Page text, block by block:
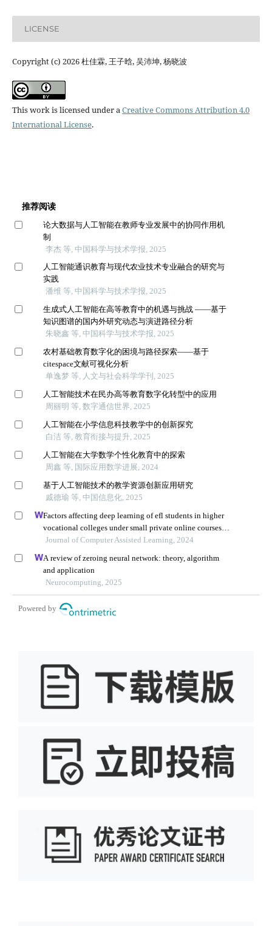
LICENSE
Copyright (c) 2026 杜佳霖, 王子晗, 吴沛坤, 杨晓波
This work is licensed under a Creative Commons Attribution 4.0
International License.
推荐阅读
论大数据与人工智能在教师专业发展中的协同作用机
制
李杰 等, 中国科学与技术学报, 2025
人工智能通识教育与现代农业技术专业融合的研究与
实践
潘维 等, 中国科学与技术学报, 2025
生成式人工智能在高等教育中的机遇与挑战 ——基于
知识图谱的国内外研究动态与演进路径分析
朱晓鑫 等, 中国科学与技术学报, 2025
农村基础教育数字化的困境与路径探索——基于
citespace文献可视化分析
单逸梦 等, 人文与社会科学学刊, 2025
人工智能技术在民办高等教育数字化转型中的应用
周丽明 等, 数字通信世界, 2025
人工智能在小学信息科技教学中的创新探究
白洁 等, 教育衔接与提升, 2025
人工智能在大学数学个性化教育中的探索
周鑫 等, 国际应用数学进展, 2024
基于人工智能技术的教学资源创新应用研究
戚德瑜 等, 中国信息化, 2025
Factors affecting deep learning of efl students in higher
vocational colleges under small private online courses-
based settings: a grounded theory approach
Journal of Computer Assisted Learning, 2024
A review of zeroing neural network: theory, algorithm
and application
Neurocomputing, 2025
Powered by